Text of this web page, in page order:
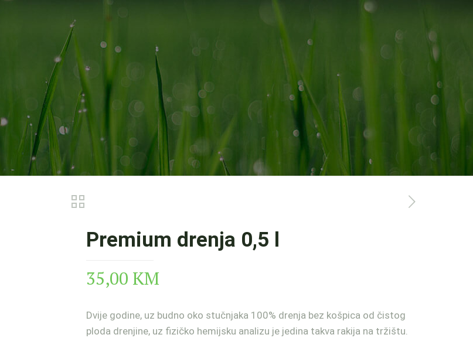
Premium drenja 0,5 l
35,00 KM
Dvije godine, uz budno oko stučnjaka 100% drenja bez košpica od čistog
ploda drenjine, uz fizičko hemijsku analizu je jedina takva rakija na tržištu.